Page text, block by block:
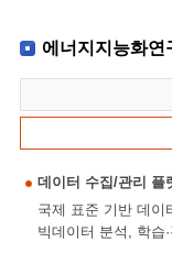
에너지지능화연
데이터 수집/관리 플
국제 표준 기반 데이
빅데이터 분석, 학습